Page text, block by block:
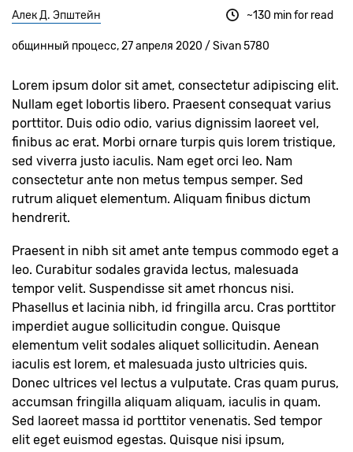
Алек Д. Эпштейн
общинный процесс, 27 апреля 2020 / Sivan 5780
~130 min for read
Lorem ipsum dolor sit amet, consectetur adipiscing elit.
Nullam eget lobortis libero. Praesent consequat varius
porttitor. Duis odio odio, varius dignissim laoreet vel,
finibus ac erat. Morbi ornare turpis quis lorem tristique,
sed viverra justo iaculis. Nam eget orci leo. Nam
consectetur ante non metus tempus semper. Sed
rutrum aliquet elementum. Aliquam finibus dictum
hendrerit.
Praesent in nibh sit amet ante tempus commodo eget a
leo. Curabitur sodales gravida lectus, malesuada
tempor velit. Suspendisse sit amet rhoncus nisi.
Phasellus et lacinia nibh, id fringilla arcu. Cras porttitor
imperdiet augue sollicitudin congue. Quisque
elementum velit sodales aliquet sollicitudin. Aenean
iaculis est lorem, et malesuada justo ultricies quis.
Donec ultrices vel lectus a vulputate. Cras quam purus,
accumsan fringilla aliquam aliquam, iaculis in quam.
Sed laoreet massa id porttitor venenatis. Sed tempor
elit eget euismod egestas. Quisque nisi ipsum,